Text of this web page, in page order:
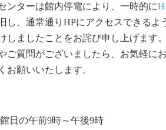
ンターは館内停電により、一時的に
し、通常通りHPにアクセスできるよ
しましたことをお詫び申し上げます。
ご質問がございましたら、お気軽に
お願いいたします。
日の午前9時～午後9時